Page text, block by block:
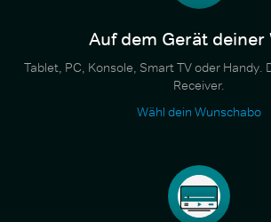
Auf dem Gerät deiner
Tablet, PC, Konsole, Smart TV oder Handy.
Receiver.
Wähl dein Wunschabo